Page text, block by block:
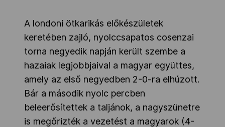
OVEP
Adatbank
A londoni ötkarikás előkészületek
keretében zajló, nyolccsapatos cosenzai
torna negyedik napján került szembe a
hazaiak legjobbjaival a magyar együttes,
amely az első negyedben 2-0-ra elhúzott.
Bár a második nyolc percben
beleerősítettek a taljánok, a nagyszünetre
is megőrizték a vezetést a magyarok (4-